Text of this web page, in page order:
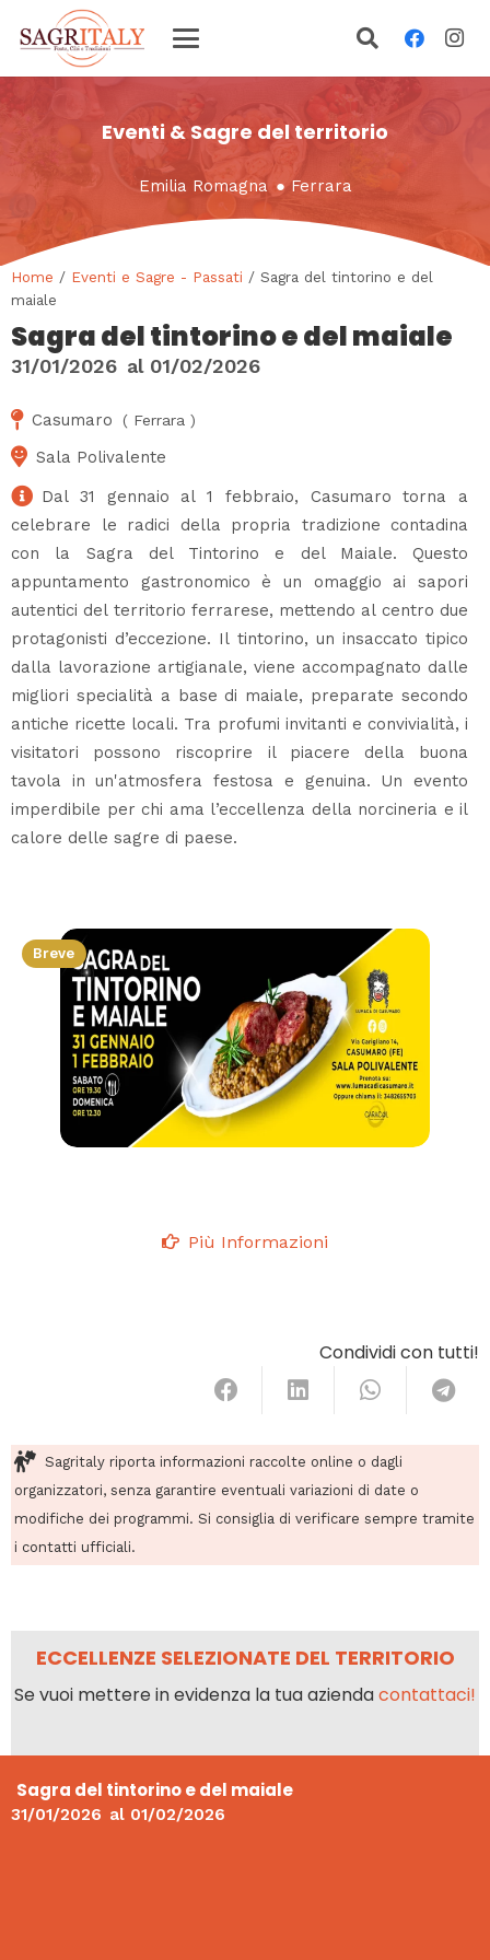
Eventi & Sagre del territorio
Emilia Romagna ●Ferrara
Home / Eventi e Sagre - Passati / Sagra del tintorino e del
maiale
Sagra del tintorino e del maiale
31/01/2026 al 01/02/2026
Casumaro ( Ferrara )
Sala Polivalente
Dal 31 gennaio al 1 febbraio, Casumaro torna a
celebrare le radici della propria tradizione contadina
con la Sagra del Tintorino e del Maiale. Questo
appuntamento gastronomico è un omaggio ai sapori
autentici del territorio ferrarese, mettendo al centro due
protagonisti d’eccezione. Il tintorino, un insaccato tipico
dalla lavorazione artigianale, viene accompagnato dalle
migliori specialità a base di maiale, preparate secondo
antiche ricette locali. Tra profumi invitanti e convivialità, i
visitatori possono riscoprire il piacere della buona
tavola in un'atmosfera festosa e genuina. Un evento
imperdibile per chi ama l’eccellenza della norcineria e il
calore delle sagre di paese.
Breve
Più Informazioni
Condividi con tutti!
Sagritaly riporta informazioni raccolte online o dagli
organizzatori, senza garantire eventuali variazioni di date o
modifiche dei programmi. Si consiglia di verificare sempre tramite
i contatti ufficiali.
ECCELLENZE SELEZIONATE DEL TERRITORIO
Se vuoi mettere in evidenza la tua aziendacontattaci!
Sagra del tintorino e del maiale
31/01/2026 al 01/02/2026